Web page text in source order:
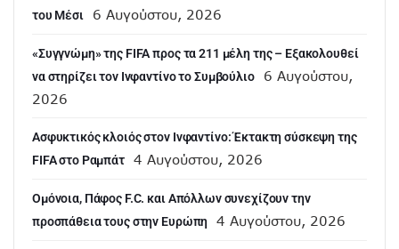
του Μέσι
6 Αυγούστου, 2026
«Συγγνώμη» της FIFA προς τα 211 μέλη της – Εξακολουθεί
να στηρίζει τον Ινφαντίνο το Συμβούλιο
6 Αυγούστου,
2026
Ασφυκτικός κλοιός στον Ινφαντίνο: Έκτακτη σύσκεψη της
FIFA στο Ραμπάτ
4 Αυγούστου, 2026
Ομόνοια, Πάφος F.C. και Απόλλων συνεχίζουν την
προσπάθεια τους στην Ευρώπη
4 Αυγούστου, 2026